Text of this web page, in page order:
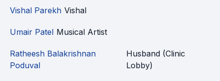
Vishal Parekh Vishal
Umair Patel Musical Artist
Ratheesh Balakrishnan
Poduval
Husband (Clinic
Lobby)